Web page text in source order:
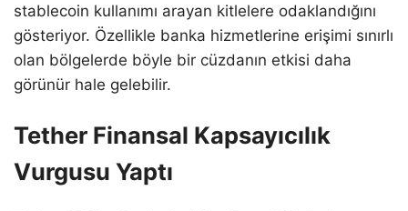
stablecoin kullanımı arayan kitlelere odaklandığını
gösteriyor. Özellikle banka hizmetlerine erişimi sınırlı
olan bölgelerde böyle bir cüzdanın etkisi daha
görünür hale gelebilir.
Tether Finansal Kapsayıcılık
Vurgusu Yaptı